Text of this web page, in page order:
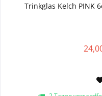
Trinkglas Kelch PINK